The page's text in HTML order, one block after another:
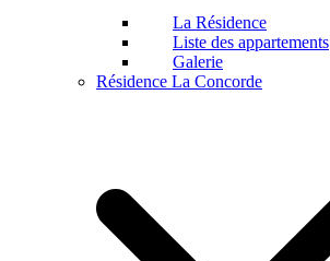
La Résidence
Liste des appartements
Galerie
Résidence La Concorde